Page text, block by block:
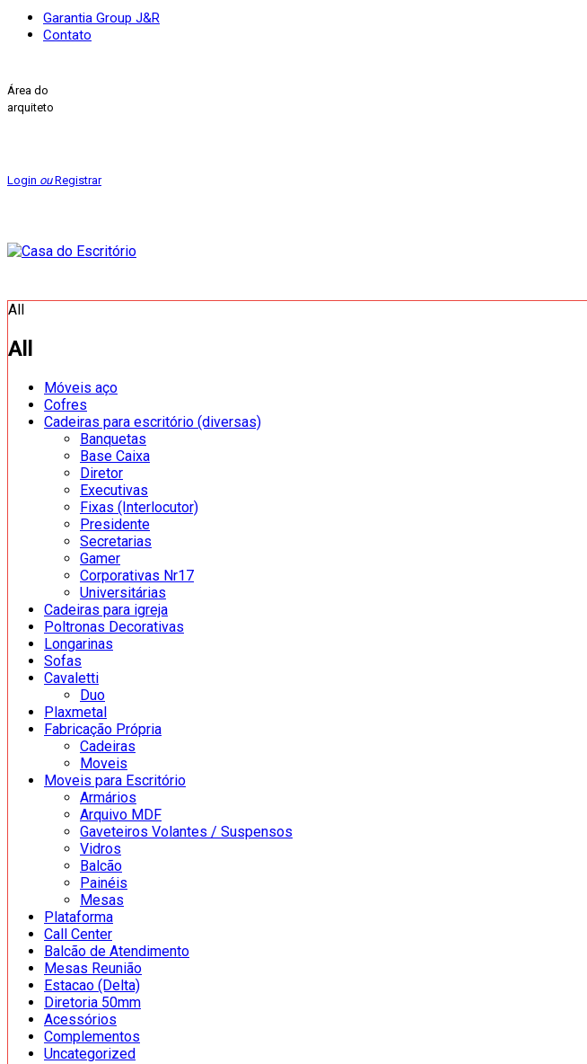
Garantia Group J&R
Contato
Área do
arquiteto
Login ouRegistrar
All
All
Móveis aço
Cofres
Cadeiras para escritório (diversas)
Banquetas
Base Caixa
Diretor
Executivas
Fixas (Interlocutor)
Presidente
Secretarias
Gamer
Corporativas Nr17
Universitárias
Cadeiras para igreja
Poltronas Decorativas
Longarinas
Sofas
Cavaletti
Duo
Plaxmetal
Fabricação Própria
Cadeiras
Moveis
Moveis para Escritório
Armários
Arquivo MDF
Gaveteiros Volantes / Suspensos
Vidros
Balcão
Painéis
Mesas
Plataforma
Call Center
Balcão de Atendimento
Mesas Reunião
Estacao (Delta)
Diretoria 50mm
Acessórios
Complementos
Uncategorized